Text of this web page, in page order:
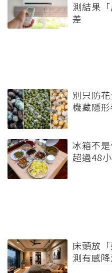
測結果
差
別只防
機藏隱
冰箱不
超過48
床頭放
測有感